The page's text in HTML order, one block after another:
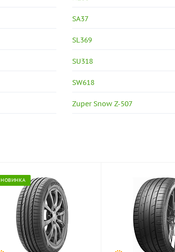
SA37
SL369
SU318
SW618
Zuper Snow Z-507
НОВИНКА